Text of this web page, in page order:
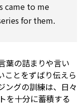
came to me
for them.
葉の詰まりや言い
ことをずばり伝えら
ングの訓練は、日々
を十分に蓄積する